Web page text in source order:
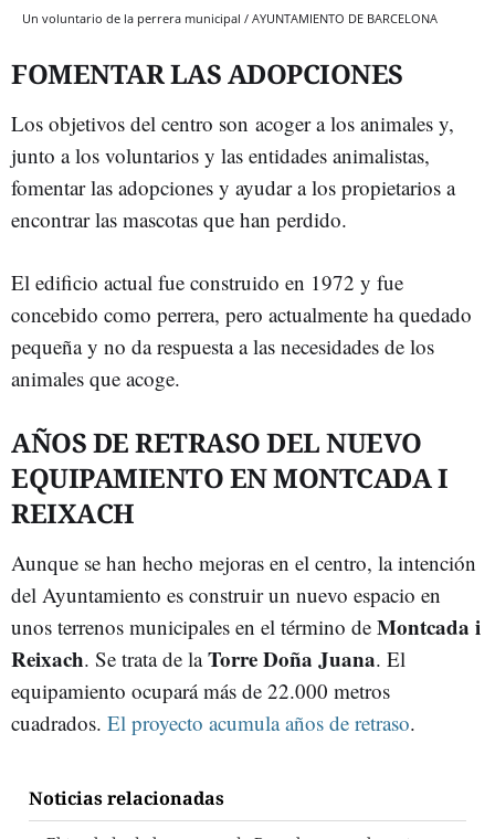
Un voluntario de la perrera municipal / AYUNTAMIENTO DE BARCELONA
FOMENTAR LAS ADOPCIONES
Los objetivos del centro son acoger a los animales y,
junto a los voluntarios y las entidades animalistas,
fomentar las adopciones y ayudar a los propietarios a
encontrar las mascotas que han perdido.
El edificio actual fue construido en 1972 y fue
concebido como perrera, pero actualmente ha quedado
pequeña y no da respuesta a las necesidades de los
animales que acoge.
AÑOS DE RETRASO DEL NUEVO
EQUIPAMIENTO EN MONTCADA I
REIXACH
Aunque se han hecho mejoras en el centro, la intención
del Ayuntamiento es construir un nuevo espacio en
unos terrenos municipales en el término de Montcada i
Reixach. Se trata de laTorre Doña Juana. El
equipamiento ocupará más de 22.000 metros
cuadrados. El proyecto acumula años de retraso.
Noticias relacionadas